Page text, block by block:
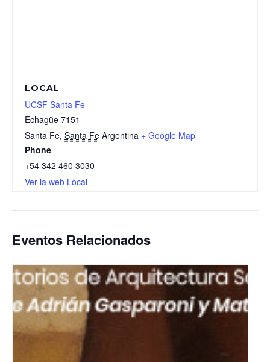
LOCAL
UCSF Santa Fe
Echagüe 7151
Santa Fe, Santa Fe Argentina + Google Map
Phone
+54 342 460 3030
Ver la web Local
Eventos Relacionados